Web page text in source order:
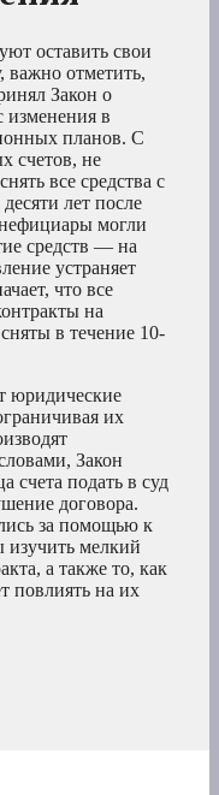
оставить свои
отметить,
Закон о
в
планов. С
счетов, не
все средства с
лет после
могли
средств — на
устраняет
что все
на
в течение 10-
юридические
их
Закон
счета подать в суд
договора.
за помощью к
изучить мелкий
а также то, как
на их